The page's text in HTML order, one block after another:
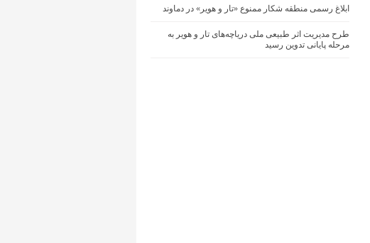
ابلاغ رسمی منطقه شکار ممنوع «تار و هویر» در دماوند
طرح مدیریت اثر طبیعی ملی دریاچه‌های تار و هویر به
مرحله پایانی تدوین رسید